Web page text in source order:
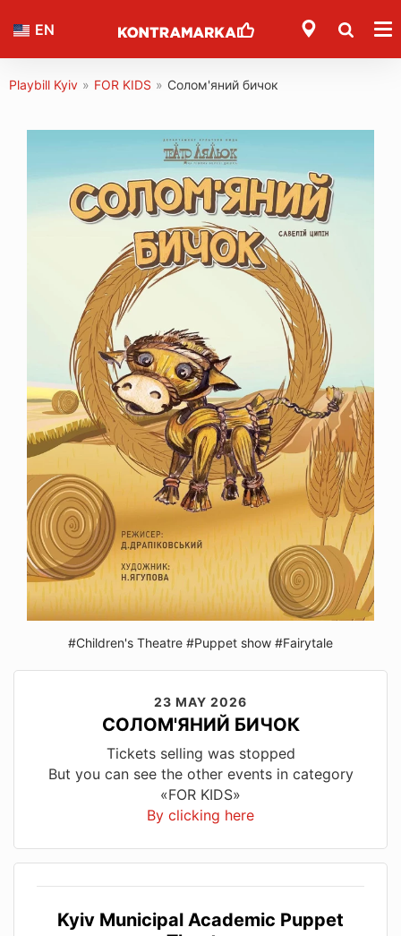
EN
Playbill Kyiv » FOR KIDS » Солом'яний бичок
#Children's Theatre #Puppet show #Fairytale
23 MAY 2026
СОЛОМ'ЯНИЙ БИЧОК
Tickets selling was stopped
But you can see the other events in category
«FOR KIDS»
By clicking here
Kyiv Municipal Academic Puppet